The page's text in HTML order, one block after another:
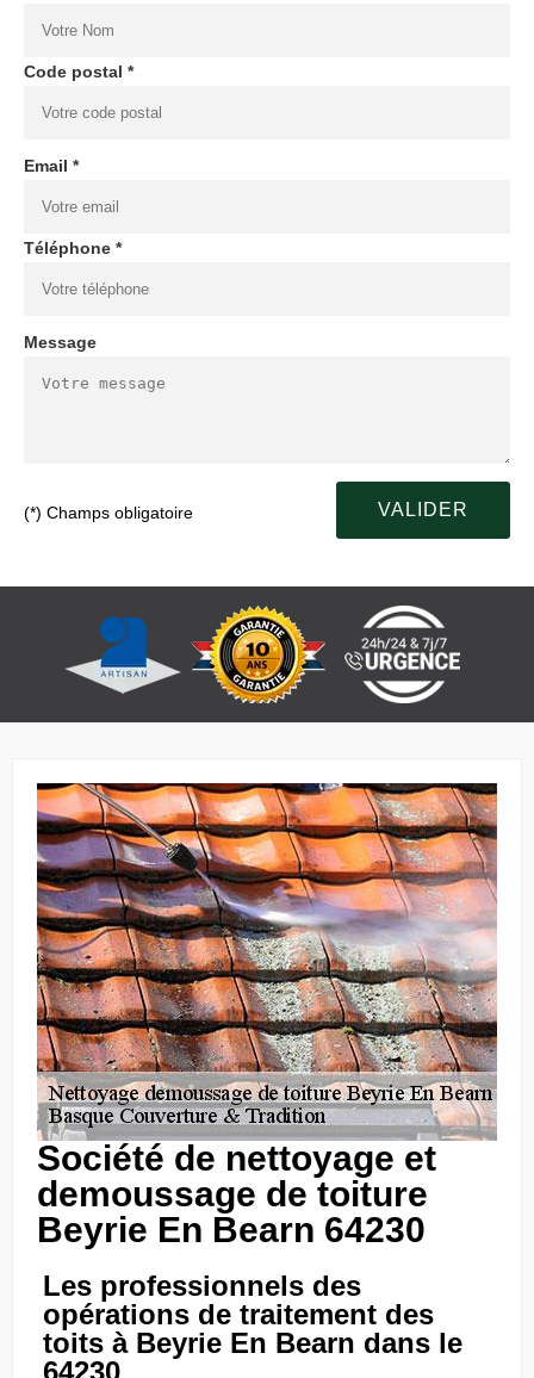
Code postal *
Email *
Téléphone *
Message
(*) Champs obligatoire
Société de nettoyage et
demoussage de toiture
Beyrie En Bearn 64230
Les professionnels des
opérations de traitement des
toits à Beyrie En Bearn dans le
64230